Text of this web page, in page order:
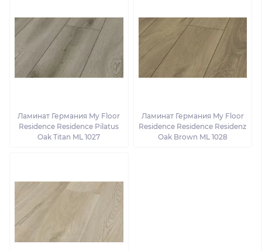
Ламинат Германия My Floor
Residence Residence Pilatus
Oak Titan ML 1027
Ламинат Германия My Floor
Residence Residence Residenz
Oak Brown ML 1028